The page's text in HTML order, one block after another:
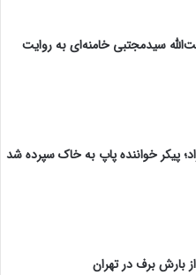
سیدمجتبی خامنه‌ای به روایت
پیکر خواننده پاپ به خاک سپرده شد
بارش برف در تهران